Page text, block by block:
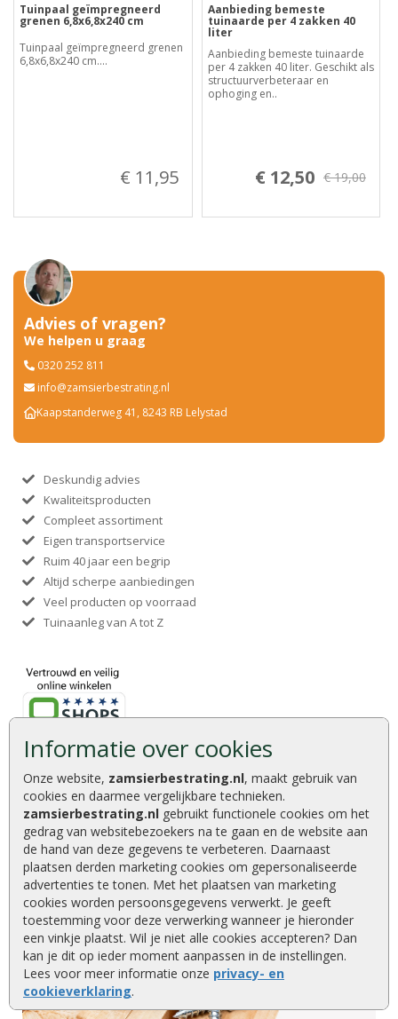
Informatie over cookies
Onze website, zamsierbestrating.nl, maakt gebruik van
cookies en daarmee vergelijkbare technieken.
zamsierbestrating.nl gebruikt functionele cookies om het
gedrag van websitebezoekers na te gaan en de website aan
de hand van deze gegevens te verbeteren. Daarnaast
plaatsen derden marketing cookies om gepersonaliseerde
advertenties te tonen. Met het plaatsen van marketing
cookies worden persoonsgegevens verwerkt. Je geeft
toestemming voor deze verwerking wanneer je hieronder
een vinkje plaatst. Wil je niet alle cookies accepteren? Dan
kan je dit op ieder moment aanpassen in de instellingen.
Lees voor meer informatie onze privacy- en
cookieverklaring.
Tuinpaal geïmpregneerd
grenen 6,8x6,8x240 cm
Tuinpaal geïmpregneerd grenen
6,8x6,8x240 cm....
€ 11,95
Aanbieding bemeste
tuinaarde per 4 zakken 40
liter
Aanbieding bemeste tuinaarde
per 4 zakken 40 liter. Geschikt als
structuurverbeteraar en
ophoging en..
€ 12,50 € 19,00
Advies of vragen?
We helpen u graag
0320 252 811
info@zamsierbestrating.nl
Kaapstanderweg 41, 8243 RB Lelystad
Deskundig advies
Kwaliteitsproducten
Compleet assortiment
Eigen transportservice
Ruim 40 jaar een begrip
Altijd scherpe aanbiedingen
Veel producten op voorraad
Tuinaanleg van A tot Z